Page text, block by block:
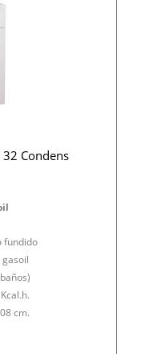
32 Condens
fundido
cm.